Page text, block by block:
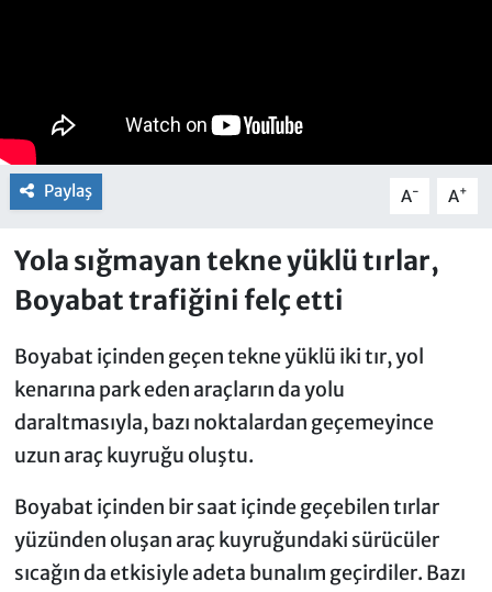
Paylaş A- A+
Yola sığmayan tekne yüklü tırlar,
Boyabat trafiğini felç etti
Boyabat içinden geçen tekne yüklü iki tır, yol
kenarına park eden araçların da yolu
daraltmasıyla, bazı noktalardan geçemeyince
uzun araç kuyruğu oluştu.
Boyabat içinden bir saat içinde geçebilen tırlar
yüzünden oluşan araç kuyruğundaki sürücüler
sıcağın da etkisiyle adeta bunalım geçirdiler. Bazı